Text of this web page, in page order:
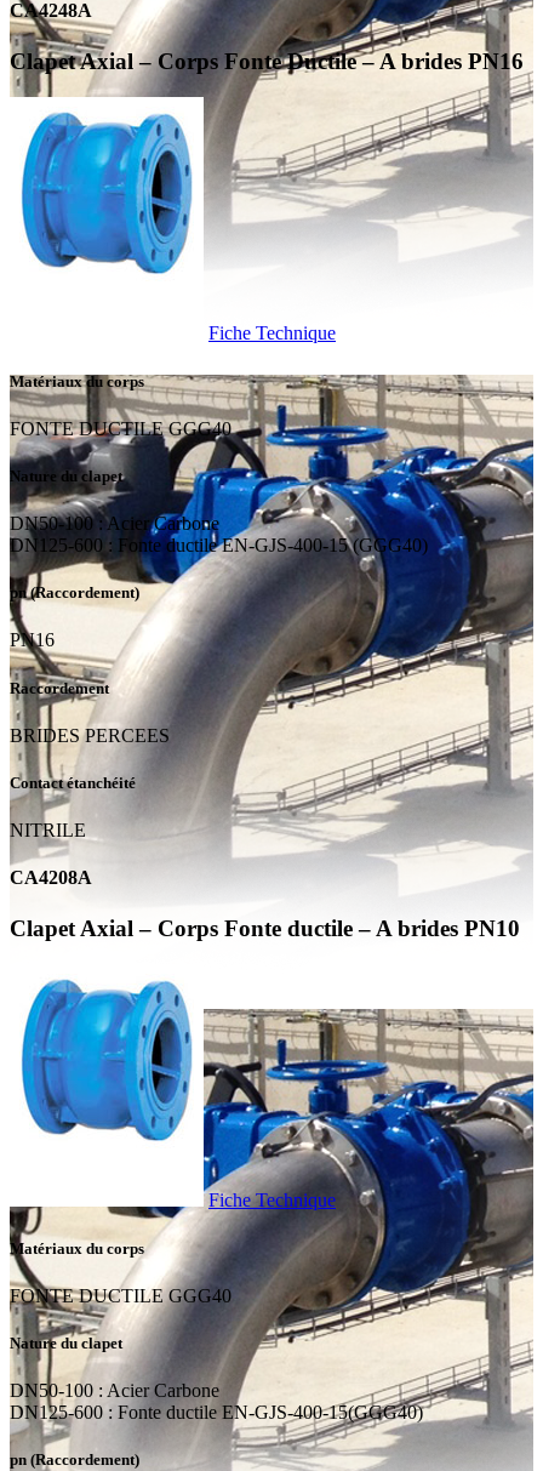
CA4248A
Clapet Axial – Corps Fonte Ductile – A brides PN16
Fiche Technique
Matériaux du corps
FONTE DUCTILE GGG40
Nature du clapet
DN50-100 : Acier Carbone
DN125-600 : Fonte ductile EN-GJS-400-15 (GGG40)
pn (Raccordement)
PN16
Raccordement
BRIDES PERCEES
Contact étanchéité
NITRILE
CA4208A
Clapet Axial – Corps Fonte ductile – A brides PN10
Fiche Technique
Matériaux du corps
FONTE DUCTILE GGG40
Nature du clapet
DN50-100 : Acier Carbone
DN125-600 : Fonte ductile EN-GJS-400-15(GGG40)
pn (Raccordement)